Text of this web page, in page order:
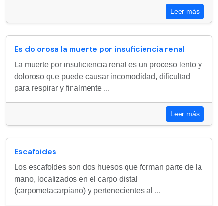
Leer más
Es dolorosa la muerte por insuficiencia renal
La muerte por insuficiencia renal es un proceso lento y
doloroso que puede causar incomodidad, dificultad
para respirar y finalmente ...
Leer más
Escafoides
Los escafoides son dos huesos que forman parte de la
mano, localizados en el carpo distal
(carpometacarpiano) y pertenecientes al ...